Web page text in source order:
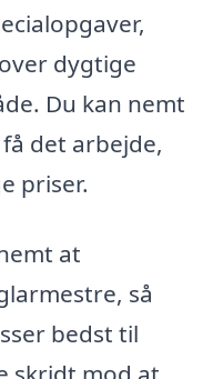
dygtige
Du kan nemt
det arbejde,
priser.
at
så
bedst til